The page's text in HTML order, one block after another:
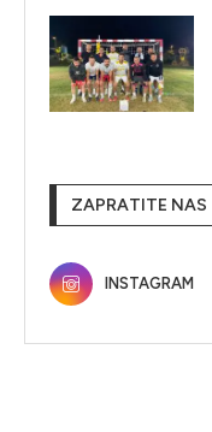
ZAPRATITE NAS
INSTAGRAM